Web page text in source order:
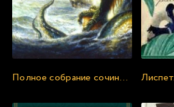
Полное собрание сочинений - Говард Лавкрафт